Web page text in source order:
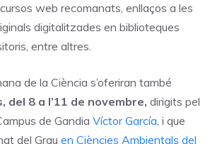
web recomanats, enllaços a les
digitalitzades en biblioteques
entre altres.
de la Ciència s’oferiran també
del 8 a l’11 de novembre, dirigits pel
de Gandia Víctor García, i que
del Grau en Ciències Ambientals del